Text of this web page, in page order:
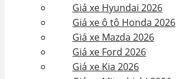
Giá xe Hyundai 2026
Giá xe ô tô Honda 2026
Giá xe Mazda 2026
Giá xe Ford 2026
Giá xe Kia 2026